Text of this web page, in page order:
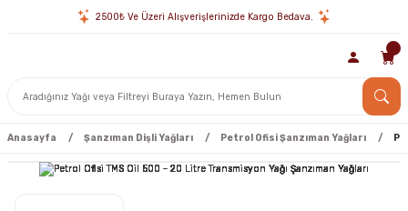
2500₺ Ve Üzeri Alışverişlerinizde Kargo Bedava.
Anasayfa Şanzıman Dişli Yağları Petrol Ofisi Şanzıman Yağları